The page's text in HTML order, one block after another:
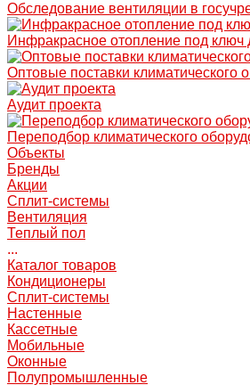
Обследование вентиляции в
Инфракрасное отопление под ключ
Оптовые поставки климатического
Аудит проекта
Переподбор климатического
Объекты
Бренды
Акции
Сплит-системы
Вентиляция
Теплый пол
...
Каталог товаров
Кондиционеры
Сплит-системы
Настенные
Кассетные
Мобильные
Оконные
Полупромышленные